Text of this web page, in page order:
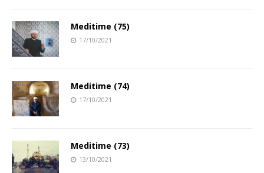
Meditime (75)
17/10/2021
Meditime (74)
17/10/2021
Meditime (73)
13/10/2021